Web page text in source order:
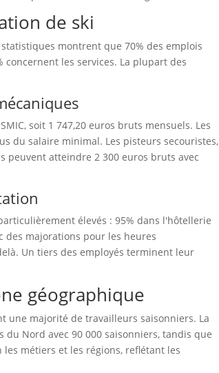
de ski
montrent que 70% des emplois
les services. La plupart des
soit 1 747,20 euros bruts mensuels. Les
du salaire minimal. Les pisteurs secouristes,
peuvent atteindre 2 300 euros bruts avec
élevés : 95% dans l'hôtellerie
des majorations pour les heures
Un tiers des employés terminent leur
géographique
une majorité de travailleurs saisonniers. La
Nord avec 90 000 saisonniers, tandis que
métiers et les régions, reflétant les